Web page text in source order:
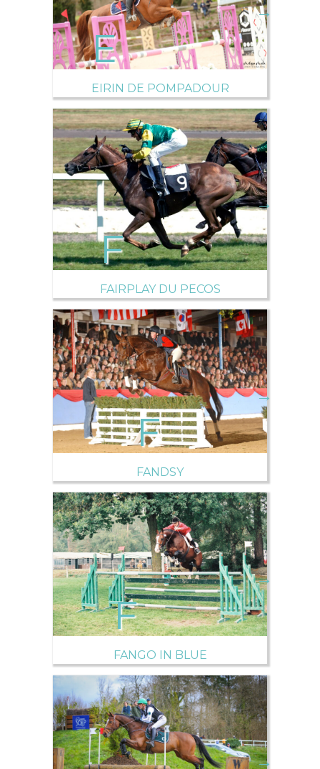
EIRIN DE POMPADOUR
→
FAIRPLAY DU PECOS
→
FANDSY
→
FANGO IN BLUE
→
→